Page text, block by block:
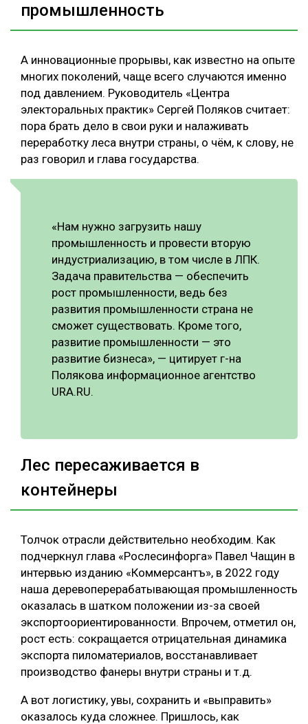
промышленность
А инновационные прорывы, как известно на опыте
многих поколений, чаще всего случаются именно
под давлением. Руководитель «Центра
электоральных практик» Сергей Поляков считает:
пора брать дело в свои руки и налаживать
переработку леса внутри страны, о чём, к слову, не
раз говорил и глава государства.
«Нам нужно загрузить нашу
промышленность и провести вторую
индустриализацию, в том числе в ЛПК.
Задача правительства — обеспечить
рост промышленности, ведь без
развития промышленности страна не
сможет существовать. Кроме того,
развитие промышленности — это
развитие бизнеса», — цитирует г-на
Полякова информационное агентство
URA.RU.
Лес пересаживается в
контейнеры
Толчок отрасли действительно необходим. Как
подчеркнул глава «Рослесинфорга» Павел Чащин в
интервью изданию «Коммерсантъ», в 2022 году
наша деревоперерабатывающая промышленность
оказалась в шатком положении из-за своей
экспортоориентированности. Впрочем, отметил он,
рост есть: сокращается отрицательная динамика
экспорта пиломатериалов, восстанавливает
производство фанеры внутри страны и т.д.
А вот логистику, увы, сохранить и «выправить»
оказалось куда сложнее. Пришлось, как